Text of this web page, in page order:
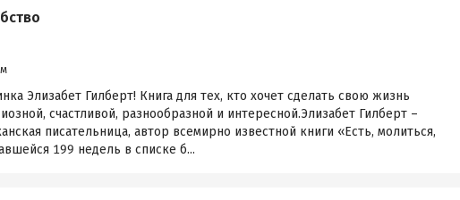
Элизабет Гилберт! Книга для тех, кто хочет сделать свою жизнь
счастливой, разнообразной и интересной.Элизабет Гилберт –
писательница, автор всемирно известной книги «Есть, молиться,
199 недель в списке б...